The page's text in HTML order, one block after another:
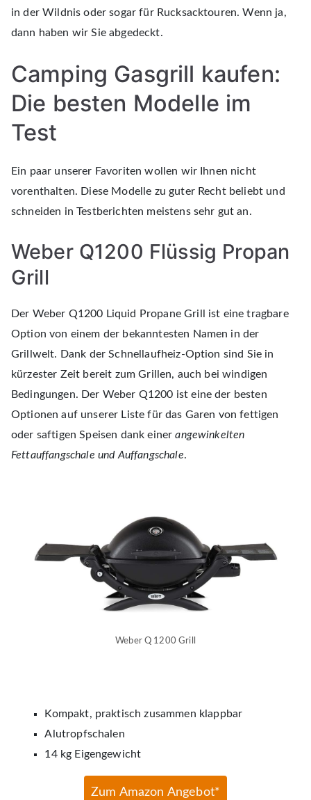
in der Wildnis oder sogar für Rucksacktouren. Wenn ja,
dann haben wir Sie abgedeckt.
Camping Gasgrill kaufen:
Die besten Modelle im
Test
Ein paar unserer Favoriten wollen wir Ihnen nicht
vorenthalten. Diese Modelle zu guter Recht beliebt und
schneiden in Testberichten meistens sehr gut an.
Weber Q1200 Flüssig Propan
Grill
Der Weber Q1200 Liquid Propane Grill ist eine tragbare
Option von einem der bekanntesten Namen in der
Grillwelt. Dank der Schnellaufheiz-Option sind Sie in
kürzester Zeit bereit zum Grillen, auch bei windigen
Bedingungen. Der Weber Q1200 ist eine der besten
Optionen auf unserer Liste für das Garen von fettigen
oder saftigen Speisen dank einerangewinkelten
Fettauffangschale und Auffangschale.
Weber Q 1200 Grill
Kompakt, praktisch zusammen klappbar
Alutropfschalen
14 kg Eigengewicht
Zum Amazon Angebot*